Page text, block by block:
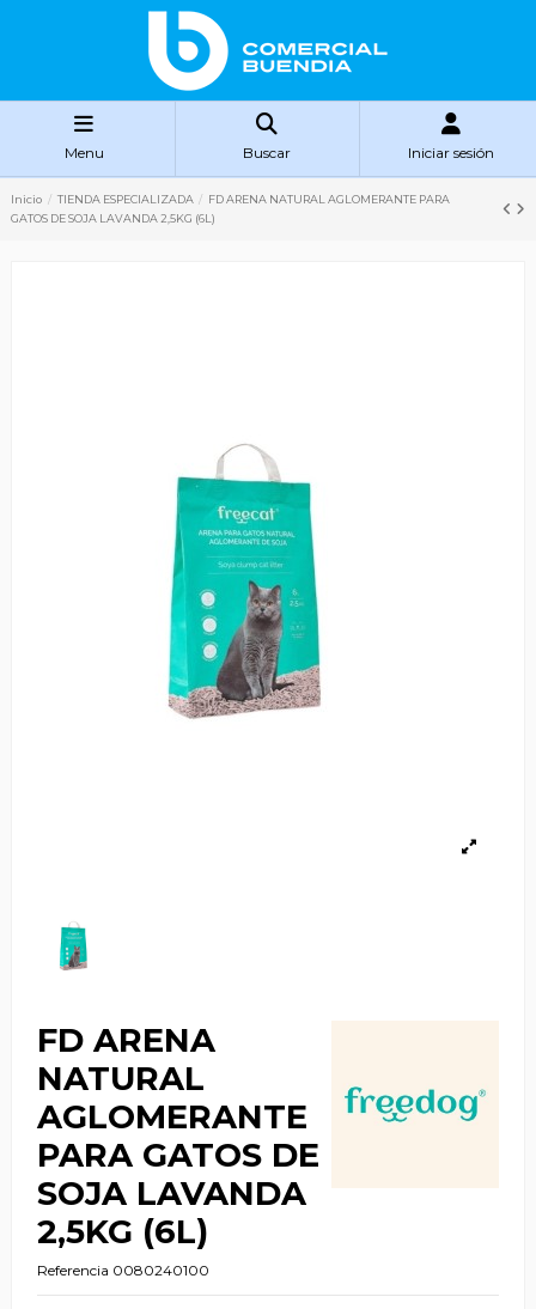
Menu Buscar Iniciar sesión
Inicio TIENDA ESPECIALIZADA
FD ARENA NATURAL AGLOMERANTE PARA
GATOS DE SOJA LAVANDA 2,5KG (6L)
FD ARENA
NATURAL
AGLOMERANTE
PARA GATOS DE
SOJA LAVANDA
2,5KG (6L)
Referencia 0080240100